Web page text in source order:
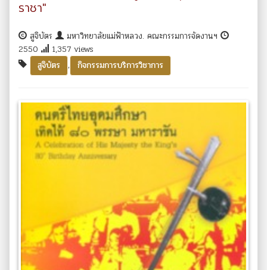
ราชา"
สูจิบัตร
มหาวิทยาลัยแม่ฟ้าหลวง. คณะกรรมการจัดงานฯ
2550
1,357 views
สูจิบัตร
, กิจกรรมการบริการวิชาการ